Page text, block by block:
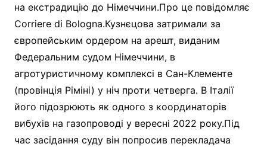
на екстрадицію до Німеччини.Про це повідомляє
Corriere di Bologna.Кузнєцова затримали за
європейським ордером на арешт, виданим
Федеральним судом Німеччини, в
агротуристичному комплексі в Сан-Клементе
(провінція Ріміні) у ніч проти четверга. В Італії
його підозрюють як одного з координаторів
вибухів на газопроводі у вересні 2022 року.Під
час засідання суду він попросив перекладача